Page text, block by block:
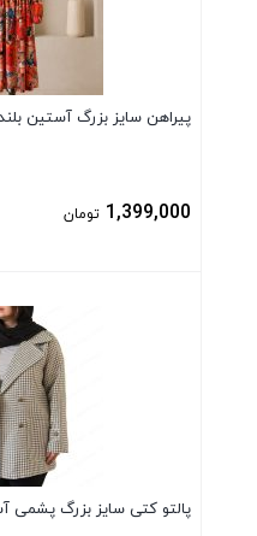
پیراهن سایز بزرگ آستین
1,399,000 تومان
پالتو کتی سایز بزرگ پشمی